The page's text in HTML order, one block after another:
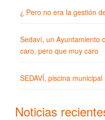
¿ Pero no era la gestión
Sedaví, un Ayuntamiento
caro, pero que muy caro
SEDAVÍ, piscina
Noticias